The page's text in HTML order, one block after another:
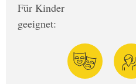
Für Kinder
geeignet: